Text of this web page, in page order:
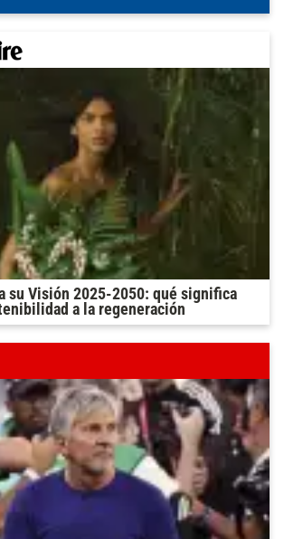
su Visión 2025-2050: qué significa
a la regeneración